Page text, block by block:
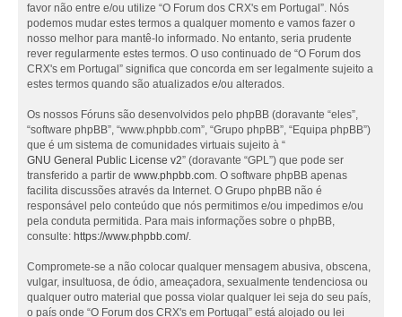
favor não entre e/ou utilize “O Forum dos CRX's em Portugal”. Nós
podemos mudar estes termos a qualquer momento e vamos fazer o
nosso melhor para mantê-lo informado. No entanto, seria prudente
rever regularmente estes termos. O uso continuado de “O Forum dos
CRX's em Portugal” significa que concorda em ser legalmente sujeito a
estes termos quando são atualizados e/ou alterados.
Os nossos Fóruns são desenvolvidos pelo phpBB (doravante “eles”,
“software phpBB”, “www.phpbb.com”, “Grupo phpBB”, “Equipa phpBB”)
que é um sistema de comunidades virtuais sujeito à “
GNU General Public License v2” (doravante “GPL”) que pode ser
transferido a partir de www.phpbb.com. O software phpBB apenas
facilita discussões através da Internet. O Grupo phpBB não é
responsável pelo conteúdo que nós permitimos e/ou impedimos e/ou
pela conduta permitida. Para mais informações sobre o phpBB,
consulte: https://www.phpbb.com/.
Compromete-se a não colocar qualquer mensagem abusiva, obscena,
vulgar, insultuosa, de ódio, ameaçadora, sexualmente tendenciosa ou
qualquer outro material que possa violar qualquer lei seja do seu país,
o país onde “O Forum dos CRX's em Portugal” está alojado ou lei